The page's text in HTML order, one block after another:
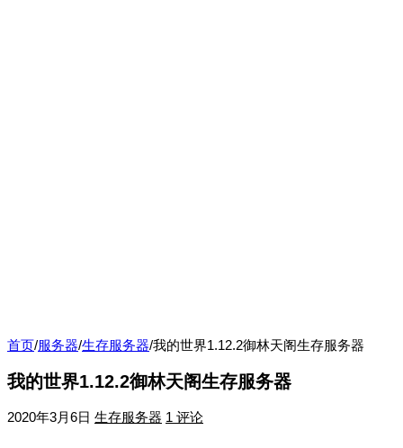
首页/服务器/生存服务器/我的世界1.12.2御林天阁生存服务器
我的世界1.12.2御林天阁生存服务器
2020年3月6日 生存服务器 1 评论